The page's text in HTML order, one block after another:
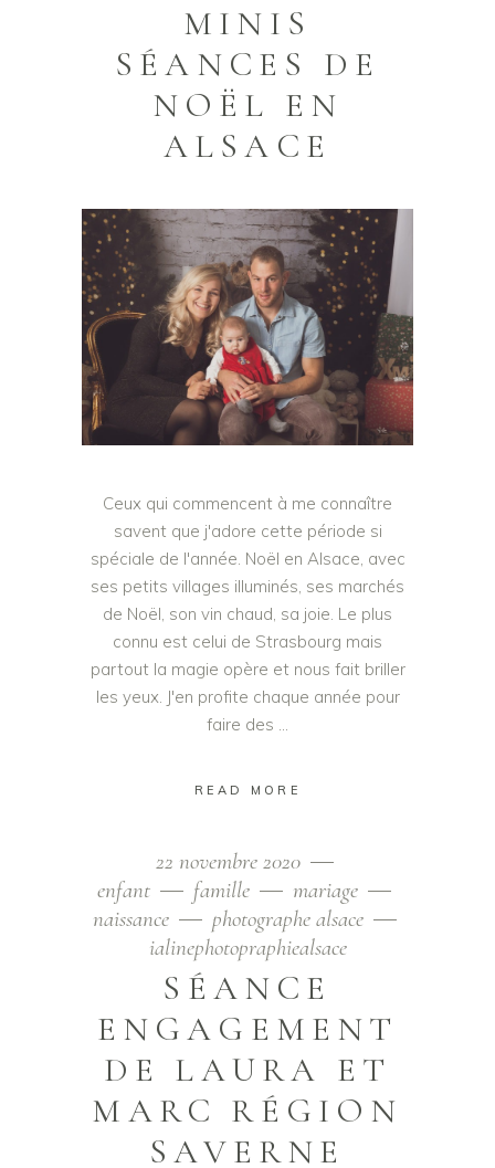
MINIS
SÉANCES DE
NOËL EN
ALSACE
Ceux qui commencent à me connaître
savent que j'adore cette période si
spéciale de l'année. Noël en Alsace, avec
ses petits villages illuminés, ses marchés
de Noël, son vin chaud, sa joie. Le plus
connu est celui de Strasbourg mais
partout la magie opère et nous fait briller
les yeux. J'en profite chaque année pour
faire des
READ MORE
22 novembre 2020
enfant
famille
mariage
naissance
photographe alsace
ialinephotopraphiealsace
SÉANCE
ENGAGEMENT
DE LAURA ET
MARC RÉGION
SAVERNE